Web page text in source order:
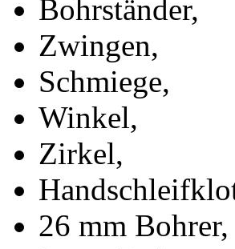
Bohrständer,
Zwingen,
Schmiege,
Winkel,
Zirkel,
26 mm Bohrer,